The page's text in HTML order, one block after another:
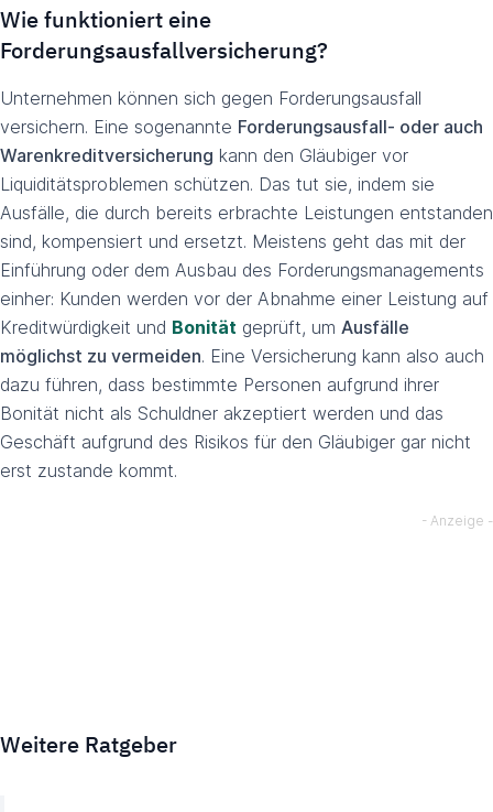
Wie funktioniert eine
Forderungsausfallversicherung?
Unternehmen können sich gegen Forderungsausfall
versichern. Eine sogenannte Forderungsausfall- oder auch
Warenkreditversicherung kann den Gläubiger vor
Liquiditätsproblemen schützen. Das tut sie, indem sie
Ausfälle, die durch bereits erbrachte Leistungen entstanden
sind, kompensiert und ersetzt. Meistens geht das mit der
Einführung oder dem Ausbau des Forderungsmanagements
einher: Kunden werden vor der Abnahme einer Leistung auf
Kreditwürdigkeit und Bonität geprüft, um Ausfälle
möglichst zu vermeiden. Eine Versicherung kann also auch
dazu führen, dass bestimmte Personen aufgrund ihrer
Bonität nicht als Schuldner akzeptiert werden und das
Geschäft aufgrund des Risikos für den Gläubiger gar nicht
erst zustande kommt.
Weitere Ratgeber